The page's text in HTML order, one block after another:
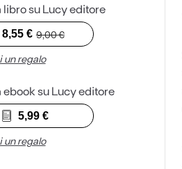
su Lucy editore
9,00€
8,55 €
un regalo
su Lucy editore
5,99 €
un regalo